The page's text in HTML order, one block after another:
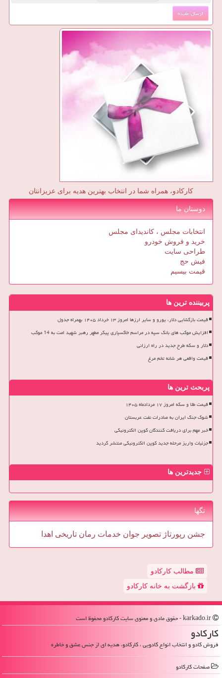
کارکادو، همراه شما در انتخاب بهترین هدیه برای عزیزانتان
دوستان ما
انتخابات مجلس ، کاندیدای مجلس
خرید و فروش خودرو
طراحی سایت
فیش حج
قیمت بیسیم
پربیننده ترین ها
قیمت بازگشایی دلار، یورو و سایر ارزها امروز ۱۳ خرداد ۱۴۰۵ بهمراه جدول
افزایش موکب های بانک سپه در مراسم خاکسپاری پیکر مطهر رهبر شهید امت به 14 موکب
دلار و سکه طرح جدید در راه ارزانی
قیمت واقعی هر شانه تخم مرغ
پربحث ترین ها
قیمت طلا و سکه امروز ۱۷ مردادماه ۱۴۰۵
شوک جنگ ایران به صادرات نفت عربستان
خبر مهم برای دریافت کنندگان کوپن الکترونیکی
جزئیات واریز مرحله جدید کوپن الکترونیکی منتشر گردید
جدیدترین ها
تگها
جشن رپورتاژ تصویر جوان خدمات رمان تاریخی اهدا
مطالب کارکادو
بازگشت به خانه کارکادو
كاركادو
فروش کادو و انتخاب انواع کادویی ، کارکادو، هدیه ای از جنس عشق و خاطره
صفحات كاركادو